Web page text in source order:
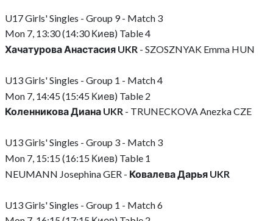
U17 Girls' Singles - Group 9 - Match 3
Mon 7, 13:30 (14:30 Киев) Table 4
Хачатурова Анастасия UKR - SZOSZNYAK Emma HUN
U13 Girls' Singles - Group 1 - Match 4
Mon 7, 14:45 (15:45 Киев) Table 2
Коленникова Диана UKR - TRUNECKOVA Anezka CZE
U13 Girls' Singles - Group 3 - Match 3
Mon 7, 15:15 (16:15 Киев) Table 1
NEUMANN Josephina GER - Ковалева Дарья UKR
U13 Girls' Singles - Group 1 - Match 6